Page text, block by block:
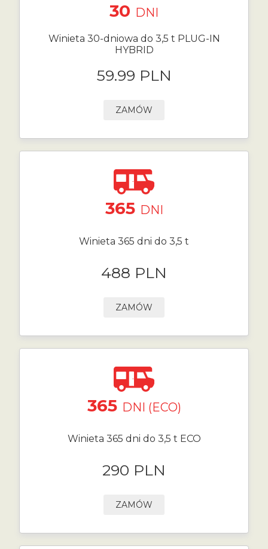
30 DNI
Winieta 30-dniowa do 3,5 t PLUG-IN
HYBRID
59.99 PLN
ZAMÓW
365 DNI
Winieta 365 dni do 3,5 t
488 PLN
ZAMÓW
365 DNI (ECO)
Winieta 365 dni do 3,5 t ECO
290 PLN
ZAMÓW